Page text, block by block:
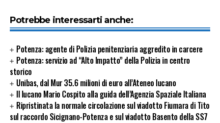
Potrebbe interessarti anche:
Potenza: agente di Polizia penitenziaria aggredito in carcere
Potenza: servizio ad “Alto Impatto” della Polizia in centro
storico
Unibas, dal Mur 35.6 milioni di euro all’Ateneo lucano
Il lucano Mario Cospito alla guida dell’Agenzia Spaziale Italiana
Ripristinata la normale circolazione sul viadotto Fiumara di Tito
sul raccordo Sicignano-Potenza e sul viadotto Basento della SS7